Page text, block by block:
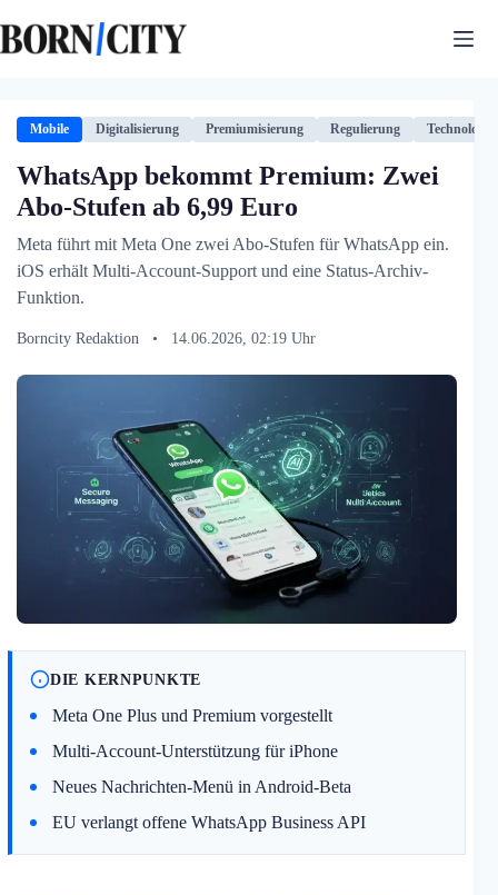
Inhalt
springen
Mobile Digitalisierung Premiumisierung Regulierung Technologie
WhatsApp bekommt Premium: Zwei
Abo-Stufen ab 6,99 Euro
Meta führt mit Meta One zwei Abo-Stufen für WhatsApp ein.
iOS erhält Multi-Account-Support und eine Status-Archiv-
Funktion.
Borncity Redaktion • 14.06.2026, 02:19 Uhr
DIE KERNPUNKTE
Meta One Plus und Premium vorgestellt
Multi-Account-Unterstützung für iPhone
Neues Nachrichten-Menü in Android-Beta
EU verlangt offene WhatsApp Business API